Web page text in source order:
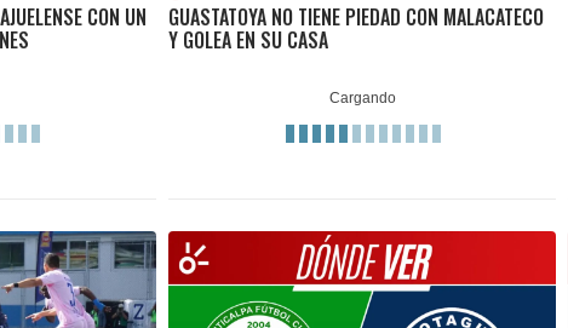
CON UN GUASTATOYA NO TIENE PIEDAD CON MALACATECO
Y GOLEA EN SU CASA